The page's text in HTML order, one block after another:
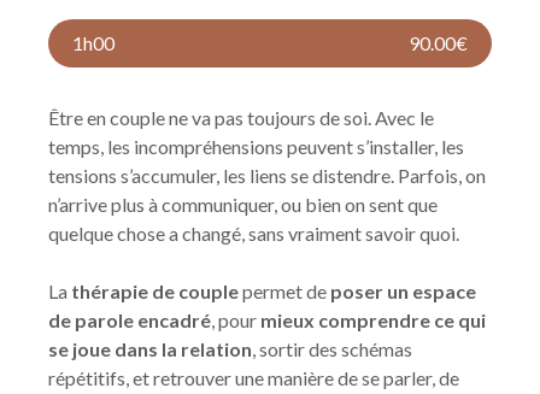
1h00 90.00€
Être en couple ne va pas toujours de soi. Avec le
temps, les incompréhensions peuvent s’installer, les
tensions s’accumuler, les liens se distendre. Parfois, on
n’arrive plus à communiquer, ou bien on sent que
quelque chose a changé, sans vraiment savoir quoi.
La thérapie de couplepermet de poser un espace
de parole encadré, pour mieux comprendre ce qui
se joue dans la relation, sortir des schémas
répétitifs, et retrouver une manière de se parler, de